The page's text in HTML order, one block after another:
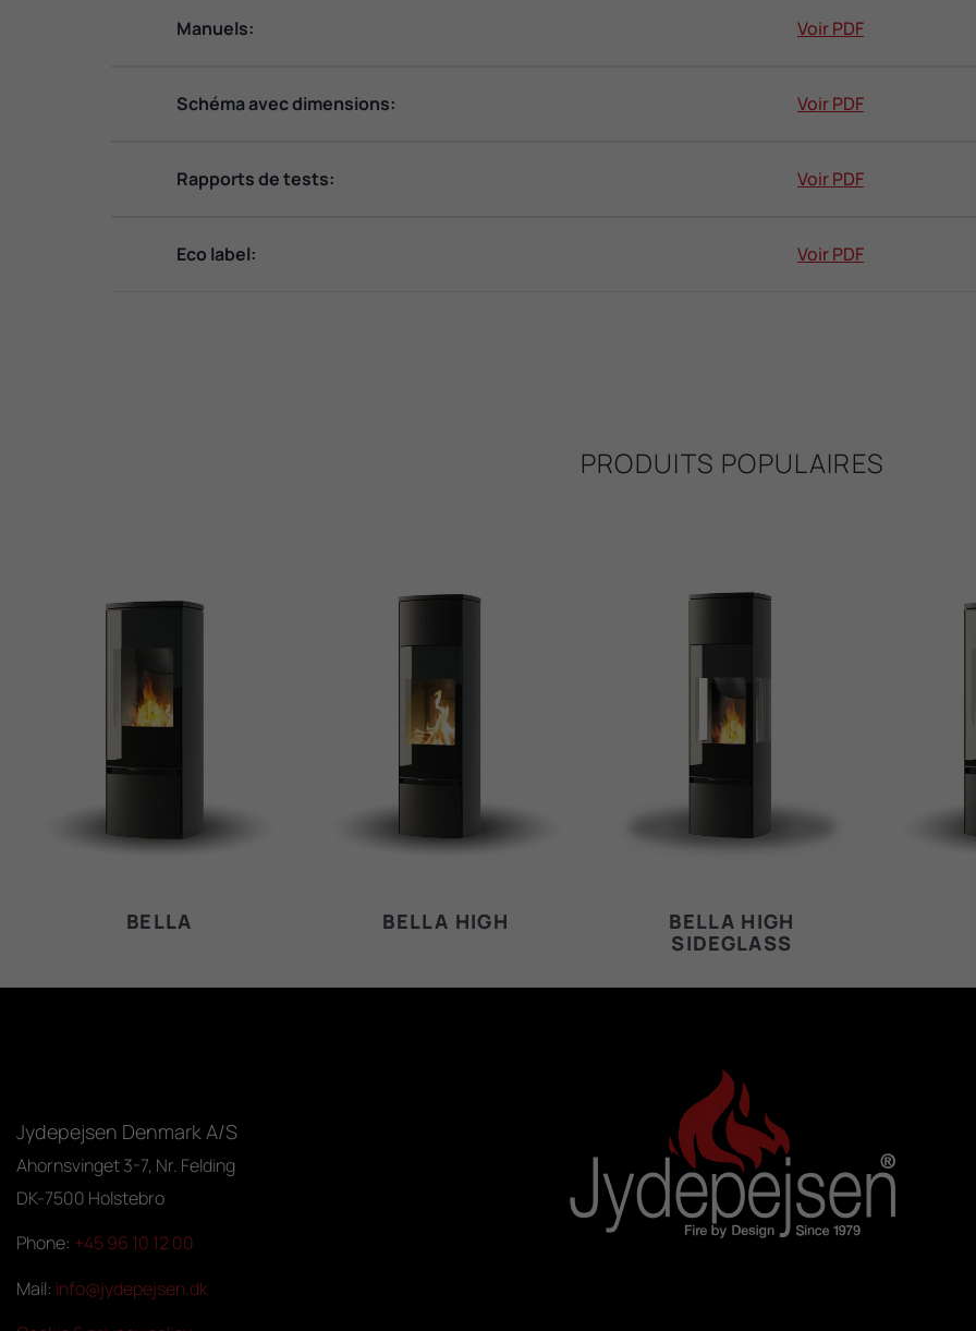
Manuels: Voir PDF
Schéma avec dimensions: Voir PDF
Rapports de tests: Voir PDF
Eco label: Voir PDF
PRODUITS POPULAIRES
BELLA BELLA HIGH
BELLA HIGH
SIDEGLASS
Jydepejsen Denmark A/S
Ahornsvinget 3-7, Nr. Felding
DK-7500 Holstebro
Phone: +45 96 10 12 00
Mail: info@jydepejsen.dk